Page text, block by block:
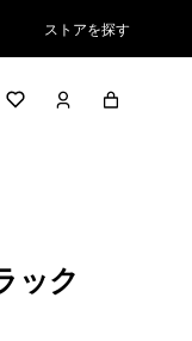
ストアを探す
ック